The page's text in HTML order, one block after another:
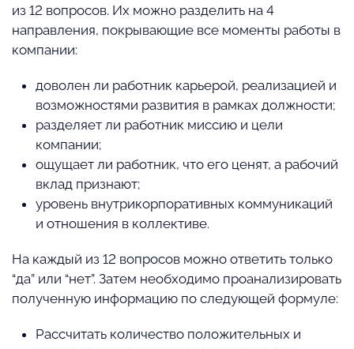
из 12 вопросов. Их можно разделить на 4
направления, покрывающие все моменты работы в
компании:
доволен ли работник карьерой, реализацией и
возможностями развития в рамках должности;
разделяет ли работник миссию и цели
компании;
ощущает ли работник, что его ценят, а рабочий
вклад признают;
уровень внутрикорпоративных коммуникаций
и отношения в коллективе.
На каждый из 12 вопросов можно ответить только
“да” или “нет”. Затем необходимо проанализировать
полученную информацию по следующей формуле:
Рассчитать количество положительных и